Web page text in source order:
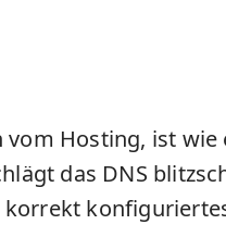
vom Hosting, ist wie
das DNS